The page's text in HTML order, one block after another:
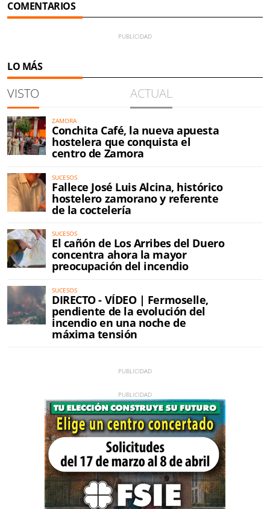
COMENTARIOS
LO MÁS
VISTO ACTUAL
ZAMORA
Conchita Café, la nueva apuesta
hostelera que conquista el
centro de Zamora
SUCESOS
Fallece José Luis Alcina, histórico
hostelero zamorano y referente
de la coctelería
SUCESOS
El cañón de Los Arribes del Duero
concentra ahora la mayor
preocupación del incendio
SUCESOS
DIRECTO - VÍDEO | Fermoselle,
pendiente de la evolución del
incendio en una noche de
máxima tensión